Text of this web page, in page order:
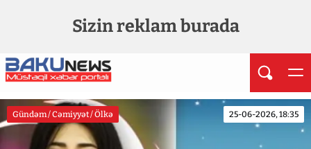
Sizin reklam burada
Gündəm / Cəmiyyət / Ölkə 25-06-2026, 18:35